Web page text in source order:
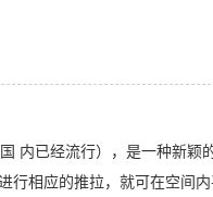
内已经流行），是一种新颖
行相应的推拉，就可在空间